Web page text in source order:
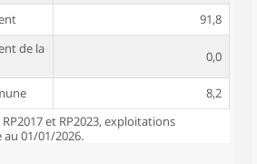
91,8
de la
0,0
8,2
RP2017 et RP2023, exploitations
01/01/2026.